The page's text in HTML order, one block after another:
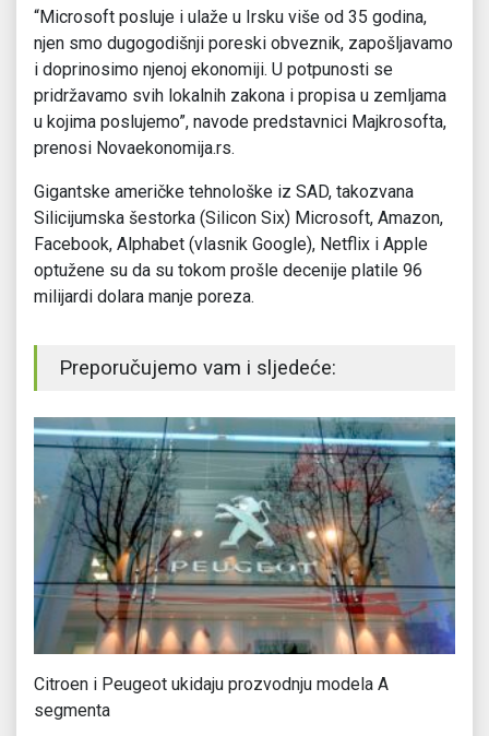
“Microsoft posluje i ulaže u Irsku više od 35 godina,
njen smo dugogodišnji poreski obveznik, zapošljavamo
i doprinosimo njenoj ekonomiji. U potpunosti se
pridržavamo svih lokalnih zakona i propisa u zemljama
u kojima poslujemo”, navode predstavnici Majkrosofta,
prenosi Novaekonomija.rs.
Gigantske američke tehnološke iz SAD, takozvana
Silicijumska šestorka (Silicon Six) Microsoft, Amazon,
Facebook, Alphabet (vlasnik Google), Netflix i Apple
optužene su da su tokom prošle decenije platile 96
milijardi dolara manje poreza.
Preporučujemo vam i sljedeće:
Citroen i Peugeot ukidaju prozvodnju modela A
segmenta